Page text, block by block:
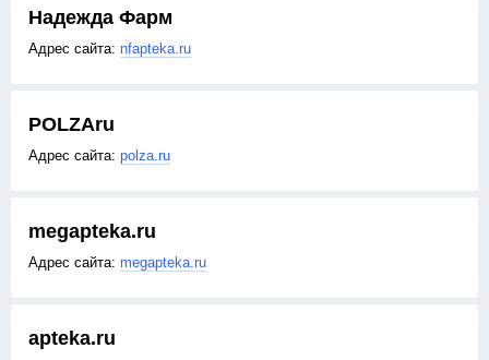
Надежда Фарм
nfapteka.ru
POLZAru
polza.ru
megapteka.ru
megapteka.ru
apteka.ru